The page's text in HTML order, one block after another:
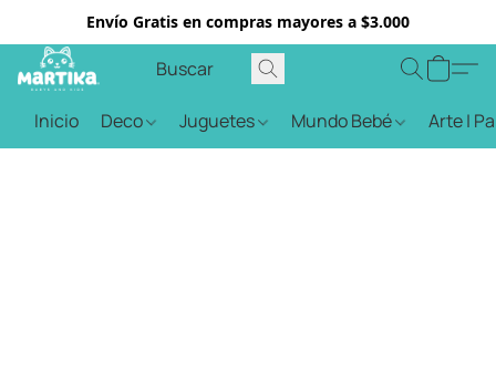
Envío Gratis en compras mayores a $3.000
Inicio Deco Juguetes Mundo Bebé Arte |